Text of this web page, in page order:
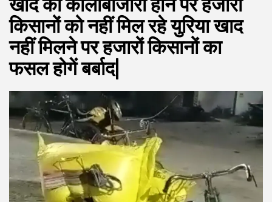
खाद की कालाबाजारी होने पर हजारों
किसानों को नहीं मिल रहे युरिया खाद
नहीं मिलने पर हजारों किसानों का
फसल होगें बर्बाद|